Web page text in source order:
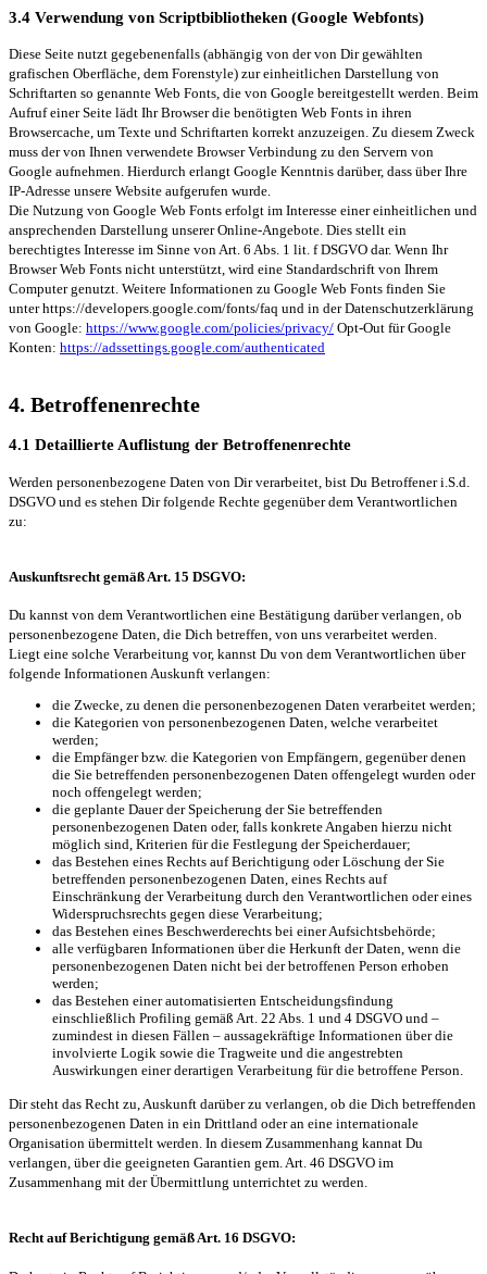
3.4 Verwendung von Scriptbibliotheken (Google Webfonts)
Diese Seite nutzt gegebenenfalls (abhängig von der von Dir gewählten
grafischen Oberfläche, dem Forenstyle) zur einheitlichen Darstellung von
Schriftarten so genannte Web Fonts, die von Google bereitgestellt werden. Beim
Aufruf einer Seite lädt Ihr Browser die benötigten Web Fonts in ihren
Browsercache, um Texte und Schriftarten korrekt anzuzeigen. Zu diesem Zweck
muss der von Ihnen verwendete Browser Verbindung zu den Servern von
Google aufnehmen. Hierdurch erlangt Google Kenntnis darüber, dass über Ihre
IP-Adresse unsere Website aufgerufen wurde.
Die Nutzung von Google Web Fonts erfolgt im Interesse einer einheitlichen und
ansprechenden Darstellung unserer Online-Angebote. Dies stellt ein
berechtigtes Interesse im Sinne von Art. 6 Abs. 1 lit. f DSGVO dar. Wenn Ihr
Browser Web Fonts nicht unterstützt, wird eine Standardschrift von Ihrem
Computer genutzt. Weitere Informationen zu Google Web Fonts finden Sie
unter https://developers.google.com/fonts/faq und in der Datenschutzerklärung
von Google: https://www.google.com/policies/privacy/ Opt-Out für Google
Konten: https://adssettings.google.com/authenticated
4. Betroffenenrechte
4.1 Detaillierte Auflistung der Betroffenenrechte
Werden personenbezogene Daten von Dir verarbeitet, bist Du Betroffener i.S.d.
DSGVO und es stehen Dir folgende Rechte gegenüber dem Verantwortlichen
zu:
Auskunftsrecht gemäß Art. 15 DSGVO:
Du kannst von dem Verantwortlichen eine Bestätigung darüber verlangen, ob
personenbezogene Daten, die Dich betreffen, von uns verarbeitet werden.
Liegt eine solche Verarbeitung vor, kannst Du von dem Verantwortlichen über
folgende Informationen Auskunft verlangen:
die Zwecke, zu denen die personenbezogenen Daten verarbeitet werden;
die Kategorien von personenbezogenen Daten, welche verarbeitet
werden;
die Empfänger bzw. die Kategorien von Empfängern, gegenüber denen
die Sie betreffenden personenbezogenen Daten offengelegt wurden oder
noch offengelegt werden;
die geplante Dauer der Speicherung der Sie betreffenden
personenbezogenen Daten oder, falls konkrete Angaben hierzu nicht
möglich sind, Kriterien für die Festlegung der Speicherdauer;
das Bestehen eines Rechts auf Berichtigung oder Löschung der Sie
betreffenden personenbezogenen Daten, eines Rechts auf
Einschränkung der Verarbeitung durch den Verantwortlichen oder eines
Widerspruchsrechts gegen diese Verarbeitung;
das Bestehen eines Beschwerderechts bei einer Aufsichtsbehörde;
alle verfügbaren Informationen über die Herkunft der Daten, wenn die
personenbezogenen Daten nicht bei der betroffenen Person erhoben
werden;
das Bestehen einer automatisierten Entscheidungsfindung
einschließlich Profiling gemäß Art. 22 Abs. 1 und 4 DSGVO und –
zumindest in diesen Fällen – aussagekräftige Informationen über die
involvierte Logik sowie die Tragweite und die angestrebten
Auswirkungen einer derartigen Verarbeitung für die betroffene Person.
Dir steht das Recht zu, Auskunft darüber zu verlangen, ob die Dich betreffenden
personenbezogenen Daten in ein Drittland oder an eine internationale
Organisation übermittelt werden. In diesem Zusammenhang kannat Du
verlangen, über die geeigneten Garantien gem. Art. 46 DSGVO im
Zusammenhang mit der Übermittlung unterrichtet zu werden.
Recht auf Berichtigung gemäß Art. 16 DSGVO: